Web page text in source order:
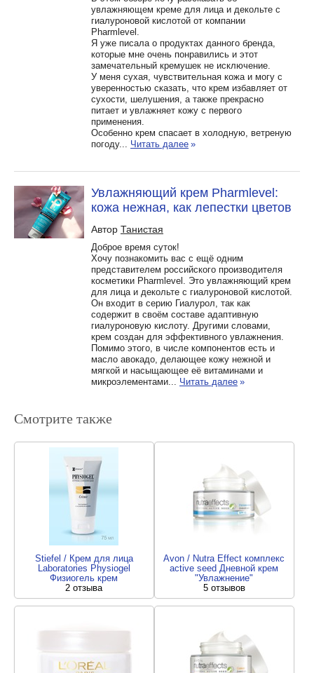
увлажняющем креме для лица и декольте с
гиалуроновой кислотой от компании
Pharmlevel.
Я уже писала о продуктах данного бренда,
которые мне очень понравились и этот
замечательный кремушек не исключение.
У меня сухая, чувствительная кожа и могу с
уверенностью сказать, что крем избавляет от
сухости, шелушения, а также прекрасно
питает и увлажняет кожу с первого
применения.
Особенно крем спасает в холодную, ветреную
погоду... Читать далее »
Увлажняющий крем Pharmlevel:
кожа нежная, как лепестки цветов
Автор Танистая
Доброе время суток!
Хочу познакомить вас с ещё одним
представителем российского производителя
косметики Pharmlevel. Это увлажняющий крем
для лица и декольте с гиалуроновой кислотой.
Он входит в серию Гиалурол, так как
содержит в своём составе адаптивную
гиалуроновую кислоту. Другими словами,
крем создан для эффективного увлажнения.
Помимо этого, в числе компонентов есть и
масло авокадо, делающее кожу нежной и
мягкой и насыщающее её витаминами и
микроэлементами... Читать далее »
Смотрите также
Stiefel / Крем для лица
Laboratories Physiogel
Физиогель крем
2 отзыва
Avon / Nutra Effect комплекс
active seed Дневной крем
"Увлажнение"
5 отзывов